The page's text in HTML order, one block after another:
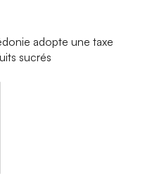
adopte une taxe
sucrés